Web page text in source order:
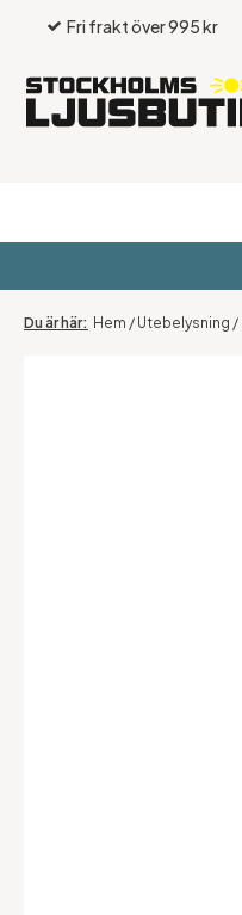
Fri frakt över 995 kr
Hem / Utebelysning /